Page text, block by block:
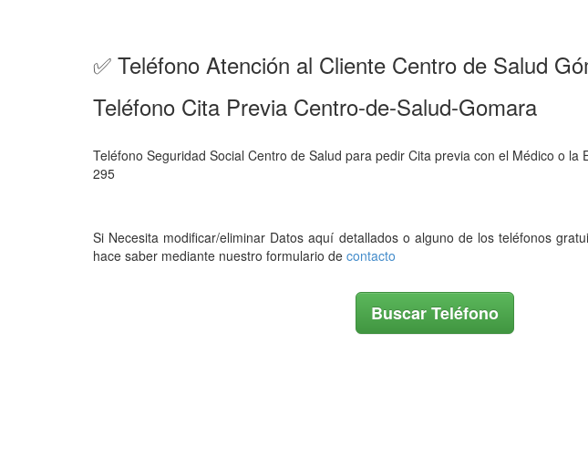
✅ Teléfono Atención al Cliente Centro de Salud
Teléfono Cita Previa Centro-de-Salud-Gomara
Teléfono Seguridad Social Centro de Salud para pedir Cita previa con el Médico o la
295
Si Necesita modificar/eliminar Datos aquí detallados o alguno de los teléfonos
hace saber mediante nuestro formulario de contacto
Buscar Teléfono